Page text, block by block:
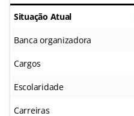
Situação Atual
Banca organizadora
Cargos
Escolaridade
Carreiras